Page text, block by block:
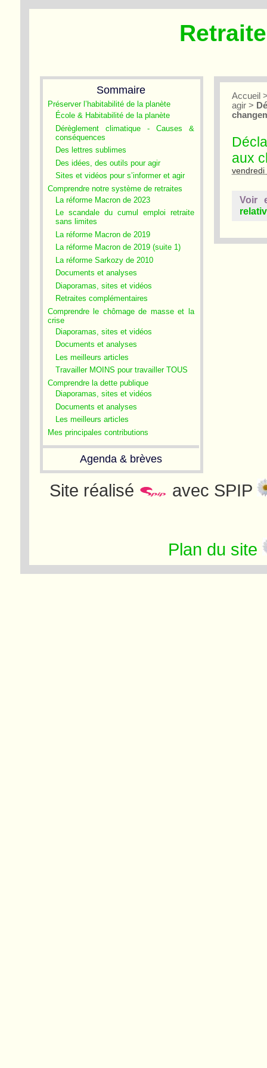
Sommaire
Préserver l’habitabilité de la planète
École & Habitabilité de la planète
Dérèglement climatique - Causes &
conséquences
Des lettres sublimes
Des idées, des outils pour agir
Sites et vidéos pour s’informer et agir
Comprendre notre système de retraites
La réforme Macron de 2023
Le scandale du cumul emploi retraite
sans limites
La réforme Macron de 2019
La réforme Macron de 2019 (suite 1)
La réforme Sarkozy de 2010
Documents et analyses
Diaporamas, sites et vidéos
Retraites complémentaires
Comprendre le chômage de masse et la
crise
Diaporamas, sites et vidéos
Documents et analyses
Les meilleurs articles
Travailler MOINS pour travailler TOUS
Comprendre la dette publique
Diaporamas, sites et vidéos
Documents et analyses
Les meilleurs articles
Mes principales contributions
Agenda & brèves
Accueil
agir >
aux
vendredi
Voir
Site réalisé avec SPIP
Plan du site